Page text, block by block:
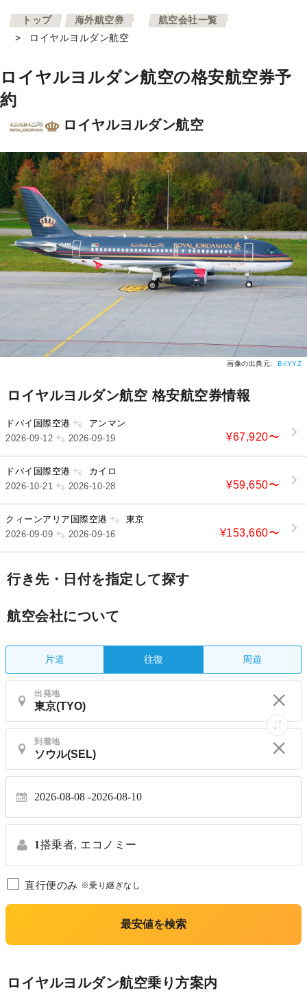
トップ >
海外航空券 >
航空会社一覧
>
ロイヤルヨルダン航空
ロイヤルヨルダン航空の格安航空券予
約
ロイヤルヨルダン航空
画像の出典元: BriYYZ
ロイヤルヨルダン航空 格安航空券情報
ドバイ国際空港 アンマン
¥67,920〜
2026-09-12 2026-09-19
ドバイ国際空港 カイロ
¥59,650〜
2026-10-21 2026-10-28
クィーンアリア国際空港 東京
¥153,660〜
2026-09-09 2026-09-16
行き先・日付を指定して探す
航空会社について
片道 往復 周遊
出発地
到着地
2026-08-08 2026-08-10
1搭乗者, エコノミー
直行便のみ ※乗り継ぎなし
最安値を検索
ロイヤルヨルダン航空乗り方案内